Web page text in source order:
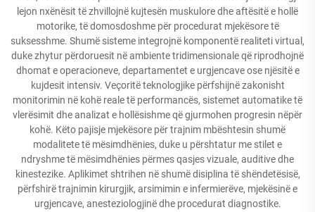
lejon nxënësit të zhvillojnë kujtesën muskulore dhe aftësitë e hollë
motorike, të domosdoshme për procedurat mjekësore të
suksesshme. Shumë sisteme integrojnë komponentë realiteti virtual,
duke zhytur përdoruesit në ambiente tridimensionale që riprodhojnë
dhomat e operacioneve, departamentet e urgjencave ose njësitë e
kujdesit intensiv. Veçoritë teknologjike përfshijnë zakonisht
monitorimin në kohë reale të performancës, sistemet automatike të
vlerësimit dhe analizat e hollësishme që gjurmohen progresin nëpër
kohë. Këto pajisje mjekësore për trajnim mbështesin shumë
modalitete të mësimdhënies, duke u përshtatur me stilet e
ndryshme të mësimdhënies përmes qasjes vizuale, auditive dhe
kinestezike. Aplikimet shtrihen në shumë disiplina të shëndetësisë,
përfshirë trajnimin kirurgjik, arsimimin e infermierëve, mjekësinë e
urgjencave, anesteziologjinë dhe procedurat diagnostike.